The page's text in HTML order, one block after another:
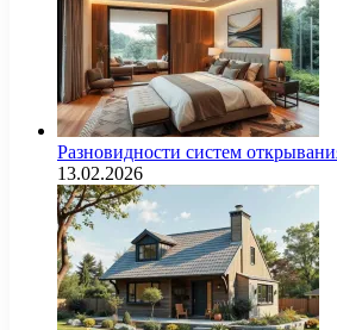
Разновидности систем
13.02.2026